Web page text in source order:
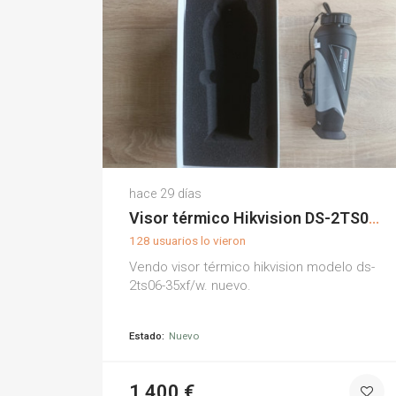
Juan C.
(0)
hace 29 días
Visor térmico Hikvision DS-2TS06-35XF/W
128 usuarios lo vieron
Vendo visor térmico hikvision modelo ds-
2ts06-35xf/w. nuevo.
Estado: Nuevo